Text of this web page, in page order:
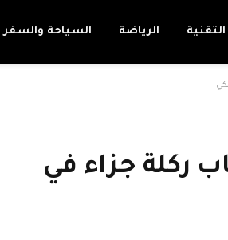
التقنية الرياضة السياحة والسفر
ركلة جزاء في